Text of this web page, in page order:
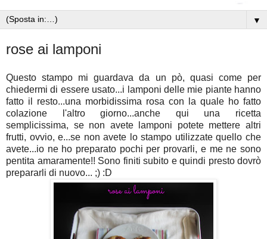
▼
rose ai lamponi
Questo stampo mi guardava da un pò, quasi come per
chiedermi di essere usato...i lamponi delle mie piante hanno
fatto il resto...una morbidissima rosa con la quale ho fatto
colazione l'altro giorno...anche qui una ricetta
semplicissima, se non avete lamponi potete mettere altri
frutti, ovvio, e...se non avete lo stampo utilizzate quello che
avete...io ne ho preparato pochi per provarli, e me ne sono
pentita amaramente!! Sono finiti subito e quindi presto dovrò
prepararli di nuovo... ;) :D